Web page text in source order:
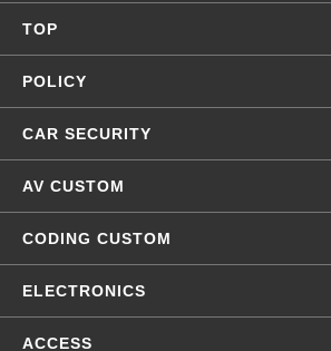
TOP
POLICY
CAR SECURITY
AV CUSTOM
CODING CUSTOM
ELECTRONICS
ACCESS